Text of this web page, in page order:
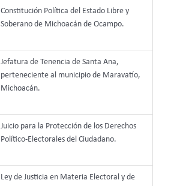
Constitución Política del Estado Libre y
Soberano de Michoacán de Ocampo.
Jefatura de Tenencia de Santa Ana,
perteneciente al municipio de Maravatío,
Michoacán.
Juicio para la Protección de los Derechos
Político-Electorales del Ciudadano.
Ley de Justicia en Materia Electoral y de